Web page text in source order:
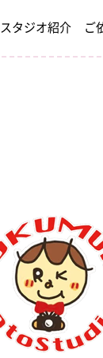
スタジオ紹介 ご